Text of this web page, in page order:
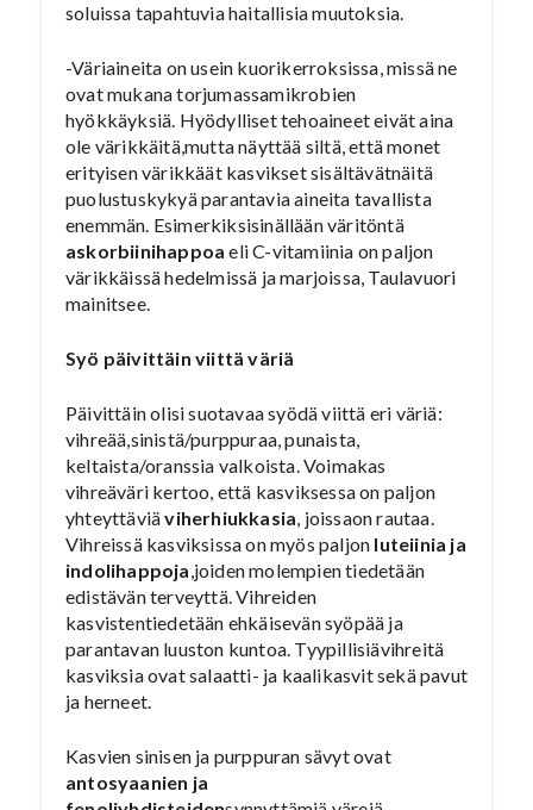
soluissa tapahtuvia haitallisia muutoksia.
-Väriaineita on usein kuorikerroksissa, missä ne
ovat mukana torjumassamikrobien
hyökkäyksiä. Hyödylliset tehoaineet eivät aina
ole värikkäitä,mutta näyttää siltä, että monet
erityisen värikkäät kasvikset sisältävätnäitä
puolustuskykyä parantavia aineita tavallista
enemmän. Esimerkiksisinällään väritöntä
askorbiinihappoa eli C-vitamiinia on paljon
värikkäissä hedelmissä ja marjoissa, Taulavuori
mainitsee.
Syö päivittäin viittä väriä
Päivittäin olisi suotavaa syödä viittä eri väriä:
vihreää,sinistä/purppuraa, punaista,
keltaista/oranssia valkoista. Voimakas
vihreäväri kertoo, että kasviksessa on paljon
yhteyttäviäviherhiukkasia, joissaon rautaa.
Vihreissä kasviksissa on myös paljon luteiinia ja
indolihappoja,joiden molempien tiedetään
edistävän terveyttä. Vihreiden
kasvistentiedetään ehkäisevän syöpää ja
parantavan luuston kuntoa. Tyypillisiävihreitä
kasviksia ovat salaatti- ja kaalikasvit sekä pavut
ja herneet.
Kasvien sinisen ja purppuran sävyt ovat
antosyaanien ja